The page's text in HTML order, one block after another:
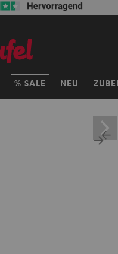
SALE NEU